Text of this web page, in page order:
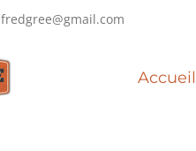
fredgree@gmail.com
Accueil